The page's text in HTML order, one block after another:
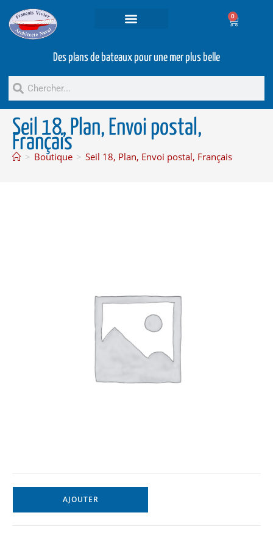
0
Des plans de bateaux pour une mer plus belle
Seil 18, Plan, Envoi postal,
Français
> Boutique > Seil 18, Plan, Envoi postal, Français
AJOUTER